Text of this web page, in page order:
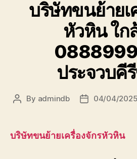
บริษัทขนย้ายเ
หัวหิน ใก
ประจวบคี
Post
By admindb
Post04/04/2025
บริษัทขนย้ายเครื่องจักรหัวหิน